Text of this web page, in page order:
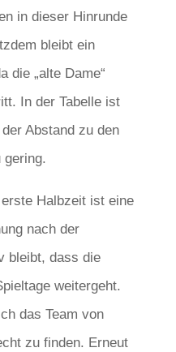
in dieser Hinrunde
bleibt ein
die „alte Dame“
In der Tabelle ist
Abstand zu den
gering.
Halbzeit ist eine
nach der
bleibt, dass die
weitergeht.
das Team von
zu finden. Erneut